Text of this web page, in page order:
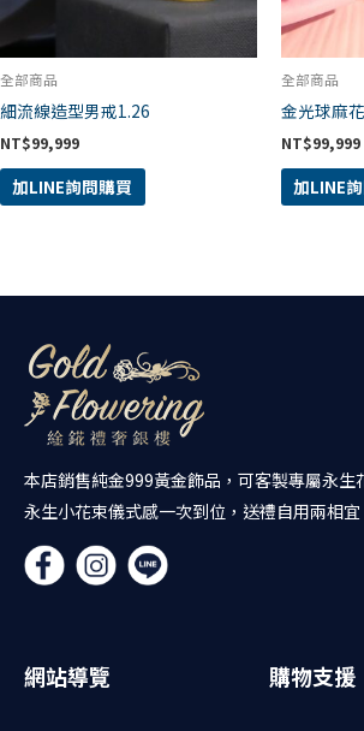
全部商品
細流線造型男戒1.26
NT$99,999
加LINE詢問購買
全部商品
金光球麻
NT$99,999
加LINE
本店銷售純金999黃金飾品，可客製專屬永生
永生小花束儀式感一次到位，送禮自用兩相宜
網站導覽 購物支援